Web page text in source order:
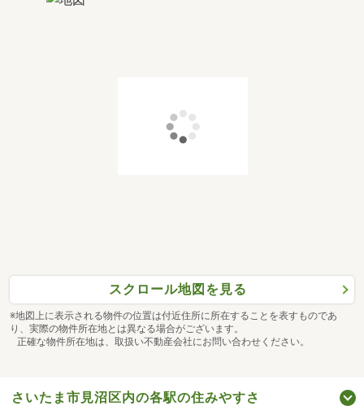
スクロール地図を見る
※地図上に表示される物件の位置は付近住所に所在することを表すものであ
り、実際の物件所在地とは異なる場合がございます。
正確な物件所在地は、取扱い不動産会社にお問い合わせください。
さいたま市見沼区内の各駅の住みやすさ